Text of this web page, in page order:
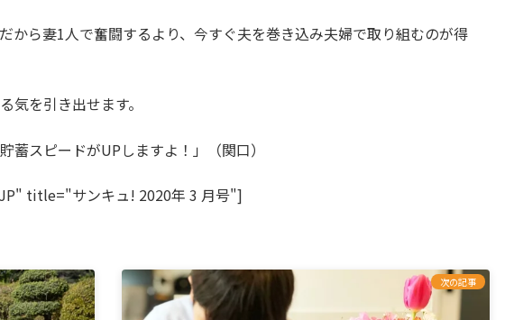
から妻1人で奮闘するより、今すぐ夫を巻き込み夫婦で取り組むのが得
気を引き出せます。
蓄スピードがUPしますよ！」（関口）
title="サンキュ! 2020年 3 月号"]
次の記事